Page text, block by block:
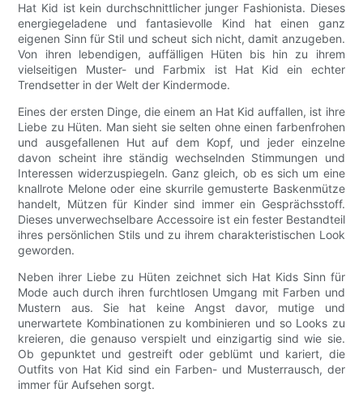
Hat Kid ist kein durchschnittlicher junger Fashionista. Dieses
energiegeladene und fantasievolle Kind hat einen ganz
eigenen Sinn für Stil und scheut sich nicht, damit anzugeben.
Von ihren lebendigen, auffälligen Hüten bis hin zu ihrem
vielseitigen Muster- und Farbmix ist Hat Kid ein echter
Trendsetter in der Welt der Kindermode.
Eines der ersten Dinge, die einem an Hat Kid auffallen, ist ihre
Liebe zu Hüten. Man sieht sie selten ohne einen farbenfrohen
und ausgefallenen Hut auf dem Kopf, und jeder einzelne
davon scheint ihre ständig wechselnden Stimmungen und
Interessen widerzuspiegeln. Ganz gleich, ob es sich um eine
knallrote Melone oder eine skurrile gemusterte Baskenmütze
handelt, Mützen für Kinder sind immer ein Gesprächsstoff.
Dieses unverwechselbare Accessoire ist ein fester Bestandteil
ihres persönlichen Stils und zu ihrem charakteristischen Look
geworden.
Neben ihrer Liebe zu Hüten zeichnet sich Hat Kids Sinn für
Mode auch durch ihren furchtlosen Umgang mit Farben und
Mustern aus. Sie hat keine Angst davor, mutige und
unerwartete Kombinationen zu kombinieren und so Looks zu
kreieren, die genauso verspielt und einzigartig sind wie sie.
Ob gepunktet und gestreift oder geblümt und kariert, die
Outfits von Hat Kid sind ein Farben- und Musterrausch, der
immer für Aufsehen sorgt.